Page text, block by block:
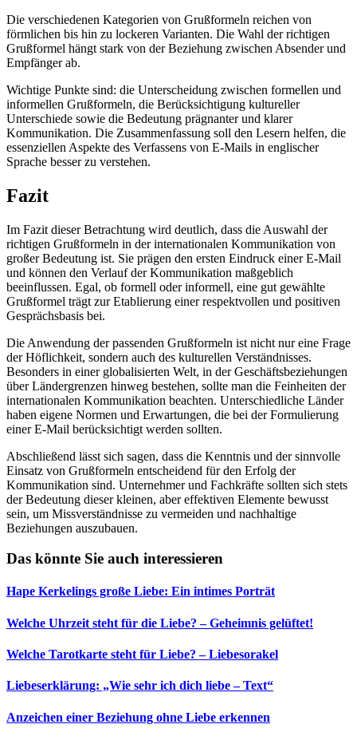
Die verschiedenen Kategorien von Grußformeln reichen von
förmlichen bis hin zu lockeren Varianten. Die Wahl der richtigen
Grußformel hängt stark von der Beziehung zwischen Absender und
Empfänger ab.
Wichtige Punkte sind: die Unterscheidung zwischen formellen und
informellen Grußformeln, die Berücksichtigung kultureller
Unterschiede sowie die Bedeutung prägnanter und klarer
Kommunikation. Die Zusammenfassung soll den Lesern helfen, die
essenziellen Aspekte des Verfassens von E-Mails in englischer
Sprache besser zu verstehen.
Fazit
Im Fazit dieser Betrachtung wird deutlich, dass die Auswahl der
richtigen Grußformeln in der internationalen Kommunikation von
großer Bedeutung ist. Sie prägen den ersten Eindruck einer E-Mail
und können den Verlauf der Kommunikation maßgeblich
beeinflussen. Egal, ob formell oder informell, eine gut gewählte
Grußformel trägt zur Etablierung einer respektvollen und positiven
Gesprächsbasis bei.
Die Anwendung der passenden Grußformeln ist nicht nur eine Frage
der Höflichkeit, sondern auch des kulturellen Verständnisses.
Besonders in einer globalisierten Welt, in der Geschäftsbeziehungen
über Ländergrenzen hinweg bestehen, sollte man die Feinheiten der
internationalen Kommunikation beachten. Unterschiedliche Länder
haben eigene Normen und Erwartungen, die bei der Formulierung
einer E-Mail berücksichtigt werden sollten.
Abschließend lässt sich sagen, dass die Kenntnis und der sinnvolle
Einsatz von Grußformeln entscheidend für den Erfolg der
Kommunikation sind. Unternehmer und Fachkräfte sollten sich stets
der Bedeutung dieser kleinen, aber effektiven Elemente bewusst
sein, um Missverständnisse zu vermeiden und nachhaltige
Beziehungen auszubauen.
Das könnte Sie auch interessieren
Hape Kerkelings große Liebe: Ein intimes Porträt
Welche Uhrzeit steht für die Liebe? – Geheimnis gelüftet!
Welche Tarotkarte steht für Liebe? – Liebesorakel
Liebeserklärung: „Wie sehr ich dich liebe – Text“
Anzeichen einer Beziehung ohne Liebe erkennen